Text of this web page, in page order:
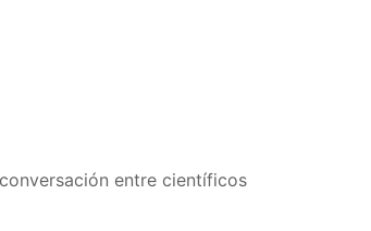
entre científicos